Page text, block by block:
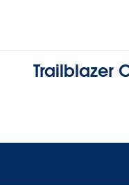
Trailblazer